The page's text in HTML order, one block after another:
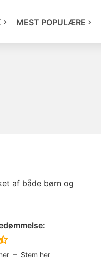
MEST POPULÆRE
af både børn og
– Stem her